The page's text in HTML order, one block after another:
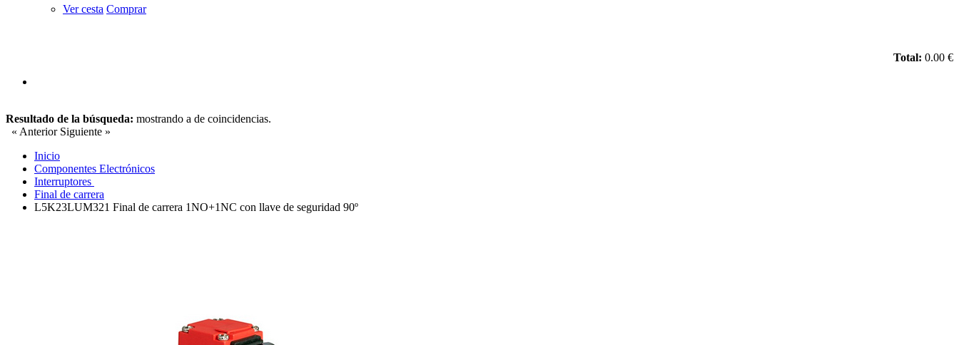
Ver cesta Comprar
Total: 0.00 €
Resultado de la búsqueda: mostrando a de coincidencias.
« Anterior Siguiente »
Inicio
Componentes Electrónicos
Interruptores
Final de carrera
L5K23LUM321 Final de carrera 1NO+1NC con llave de seguridad 90º